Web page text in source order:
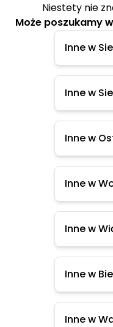
Niestety nie
Może poszukamy
Inne w
Inne w
Inne w
Inne w
Inne w
Inne w
Inne w